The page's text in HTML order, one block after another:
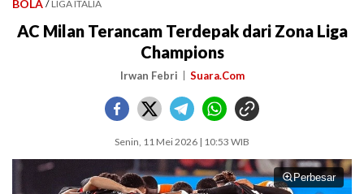
BOLA / LIGA ITALIA
AC Milan Terancam Terdepak dari Zona Liga
Champions
Irwan Febri Suara.Com
Senin, 11 Mei 2026 | 10:53 WIB
Perbesar